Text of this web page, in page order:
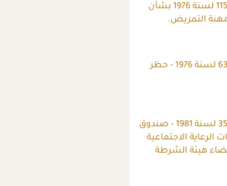
القانون رقم 115 لسنة 1976 بشأن
مهنة التمريض.
القانون رقم 63 لسنة 1976 - حظر
القانون رقم 35 لسنة 1981 - صندوق
الاجتماعية
هيئة الشرطة